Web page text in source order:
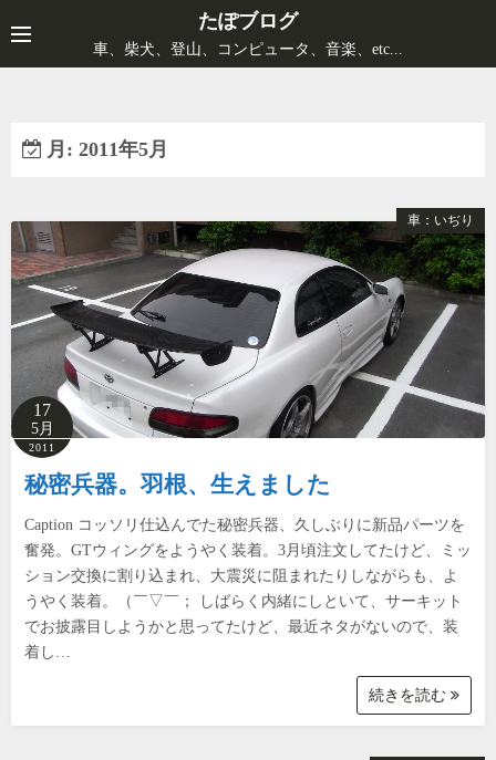
ン
テ
プ
たぽブログ
車、柴犬、登山、コンピュータ、音楽、etc...
月: 2011年5月
車：いぢり
17
5月
2011
秘密兵器。羽根、生えました
Caption コッソリ仕込んでた秘密兵器、久しぶりに新品パーツを
奮発。GTウィングをようやく装着。3月頃注文してたけど、ミッ
ション交換に割り込まれ、大震災に阻まれたりしながらも、よ
うやく装着。（￣▽￣； しばらく内緒にしといて、サーキット
でお披露目しようかと思ってたけど、最近ネタがないので、装
着し…
続きを読む